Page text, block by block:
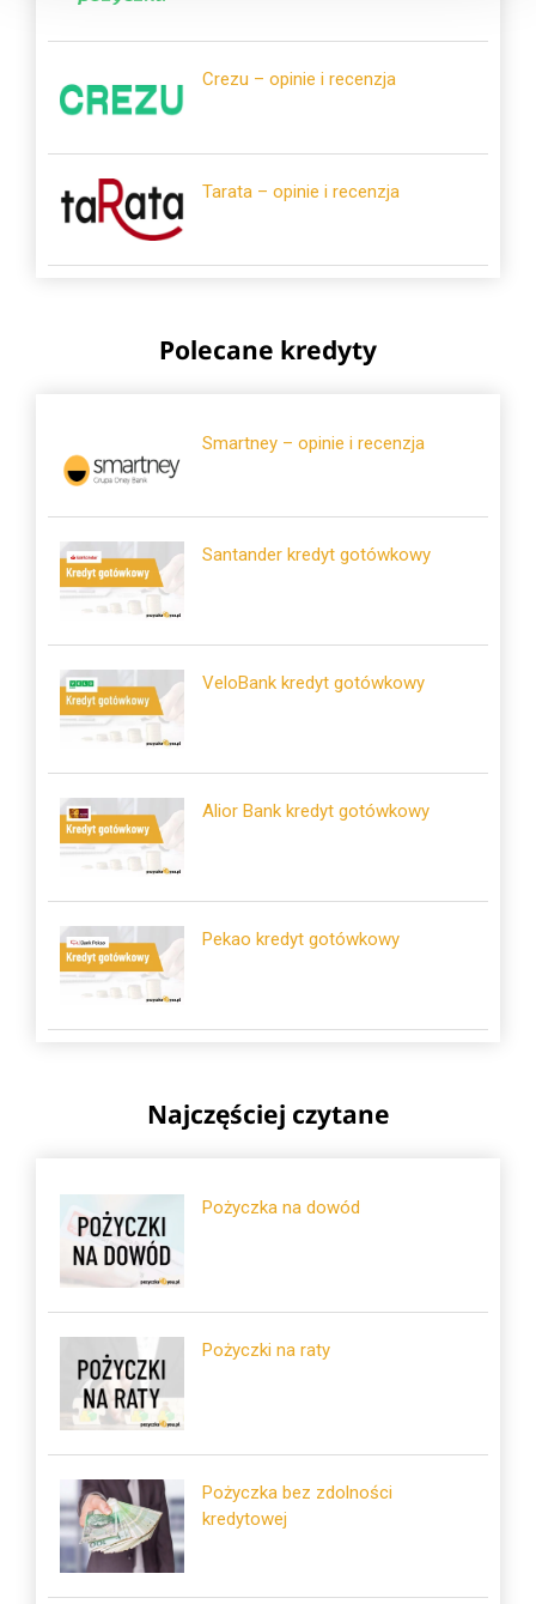
Crezu – opinie i recenzja
Tarata – opinie i recenzja
Polecane kredyty
Smartney – opinie i recenzja
Santander kredyt gotówkowy
VeloBank kredyt gotówkowy
Alior Bank kredyt gotówkowy
Pekao kredyt gotówkowy
Najczęściej czytane
Pożyczka na dowód
Pożyczki na raty
Pożyczka bez zdolności
kredytowej